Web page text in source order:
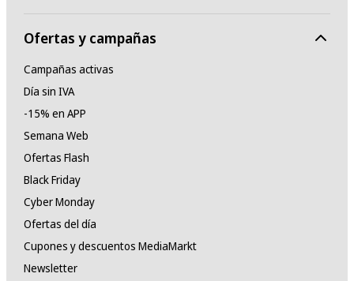
Ofertas y campañas
Campañas activas
Día sin IVA
-15% en APP
Semana Web
Ofertas Flash
Black Friday
Cyber Monday
Ofertas del día
Cupones y descuentos MediaMarkt
Newsletter